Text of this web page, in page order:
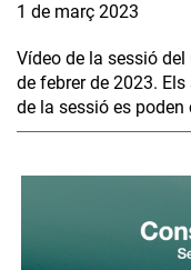
1 de març 2023
Vídeo de la sessió del
de febrer de 2023.
de la sessió es poden